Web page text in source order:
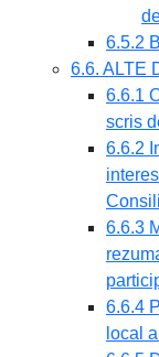
6.5.2
6.6. ALTE
6.6.1
scris
6.6.2
6.6.3
6.6.4
local